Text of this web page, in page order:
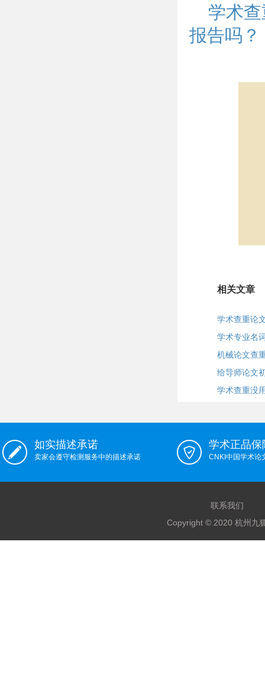
学术
报告吗？
相关文章
学术查重论
学术专业名
机械论文查
给导师论文
学术查重没
如实描述承诺
卖家会遵守检测服务中的描述承诺
学术正品保
CNKI中国学术论
联系我们
Copyright © 2020 杭州九